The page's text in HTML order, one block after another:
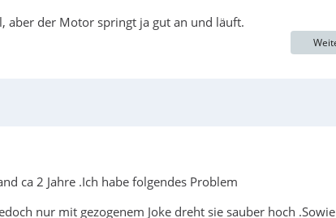
aber der Motor springt ja gut an und läuft.
ca 2 Jahre .Ich habe folgendes Problem
nur mit gezogenem Joke dreht sie sauber hoch